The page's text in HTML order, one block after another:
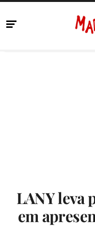
LANY leva
em